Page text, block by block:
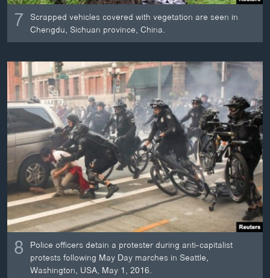
7 Scrapped vehicles covered with vegetation are seen in
Chengdu, Sichuan province, China.
8 Police officers detain a protester during anti-capitalist
protests following May Day marches in Seattle,
Washington, USA, May 1, 2016.